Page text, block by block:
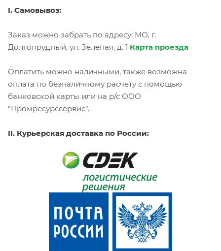
I. Самовывоз:
Заказ можно забрать по адресу: МО, г.
Долгопрудный, ул. Зеленая, д. 1 Карта проезда
Оплатить можно наличными, также возможна
оплата по безналичному расчету с помощью
банковской карты или на р/с ООО
"Промресурссервис".
II. Курьерская доставка по России: